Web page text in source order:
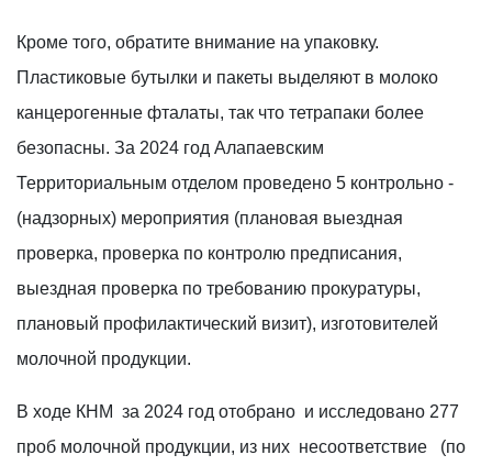
Кроме того, обратите внимание на упаковку.
Пластиковые бутылки и пакеты выделяют в молоко
канцерогенные фталаты, так что тетрапаки более
безопасны. За 2024 год Алапаевским
Территориальным отделом проведено 5 контрольно -
(надзорных) мероприятия (плановая выездная
проверка, проверка по контролю предписания,
выездная проверка по требованию прокуратуры,
плановый профилактический визит), изготовителей
молочной продукции.
В ходе КНМ за 2024 год отобрано и исследовано 277
проб молочной продукции, из них несоответствие (по